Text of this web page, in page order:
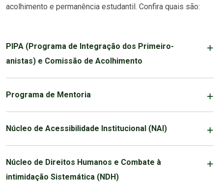
acolhimento e permanência estudantil. Confira quais são:
PIPA (Programa de Integração dos Primeiro-
anistas) e Comissão de Acolhimento
Programa de Mentoria
Núcleo de Acessibilidade Institucional (NAI)
Núcleo de Direitos Humanos e Combate à
intimidação Sistemática (NDH)